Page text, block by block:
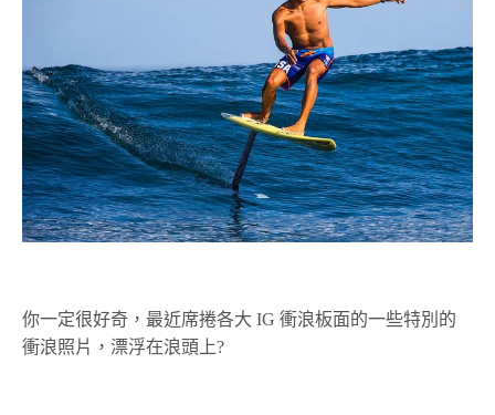
你一定很好奇，最近席捲各大 IG 衝浪板面的一些特別的
衝浪照片，漂浮在浪頭上?